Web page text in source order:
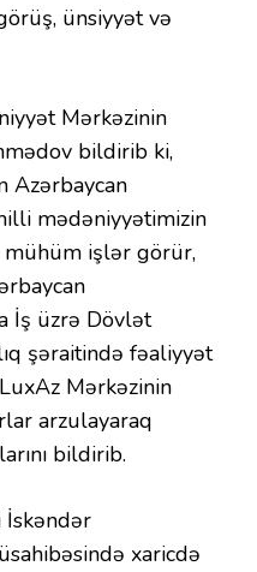
ünsiyyət və
Mərkəzinin
bildirib ki,
Azərbaycan
mədəniyyətimizin
mühüm işlər görür,
İş üzrə Dövlət
şəraitində fəaliyyət
Mərkəzinin
arzulayaraq
bildirib.
İskəndər
xaricdə